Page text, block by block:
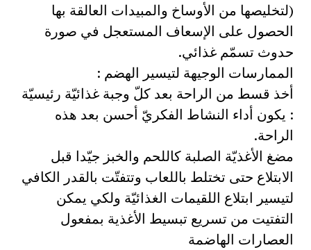
(لتخليصها من الأوساخ والمبيدات العالقة بها
الحصول على الإسعاف المستعجل في صورة
حدوث تسمّم غذائي.
الممارسات الوجيهة لتيسير الهضم :
أخذ قسط من الراحة بعد كلّ وجبة غذائيّة رئيسيّة
: يكون أداء النشاط الفكريّ أحسن بعد هذه
الراحة.
مضغ الأغذيّة الصلبة كاللحم والخبز جيّدا قبل
الابتلاع حتى تختلط باللعاب وتتفتّت بالقدر الكافي
لتيسير ابتلاع اللقيمات الغذائيّة ولكي يمكن
التفتيت من تسريع تبسيط الأغذية بمفعول
العصارات الهاضمة